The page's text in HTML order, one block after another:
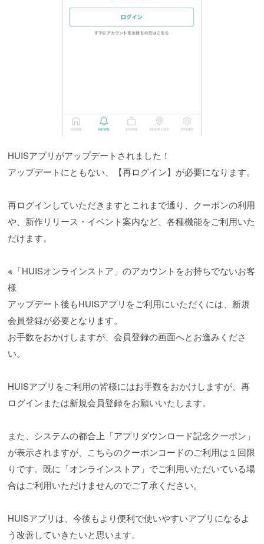
HUISアプリがアップデートされました！
アップデートにともない、【再ログイン】が必要になります。
再ログインしていただきますとこれまで通り、クーポンの利用
や、新作リリース・イベント案内など、各種機能をご利用いた
だけます。
※「HUISオンラインストア」のアカウントをお持ちでないお客
様
アップデート後もHUISアプリをご利用にいただくには、新規
会員登録が必要となります。
お手数をおかけしますが、会員登録の画面へとお進みくださ
い。
HUISアプリをご利用の皆様にはお手数をおかけしますが、再
ログインまたは新規会員登録をお願いいたします。
また、システムの都合上「アプリダウンロード記念クーポン」
が表示されますが、こちらのクーポンコードのご利用は１回限
りです。既に「オンラインストア」でご利用いただいている場
合はご利用いただけませんのでご了承ください。
HUISアプリは、今後もより便利で使いやすいアプリになるよ
う改善していきたいと思います。